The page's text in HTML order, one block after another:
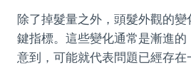
除了掉髮量之外，頭髮外觀的
鍵指標。這些變化通常是漸進的
意到，可能就代表問題已經存在